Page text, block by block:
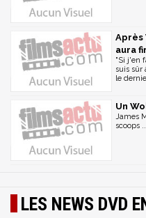
Après
aura
"Si j'en
suis sûr
le
Un
James
scoops
LES NEWS DVD